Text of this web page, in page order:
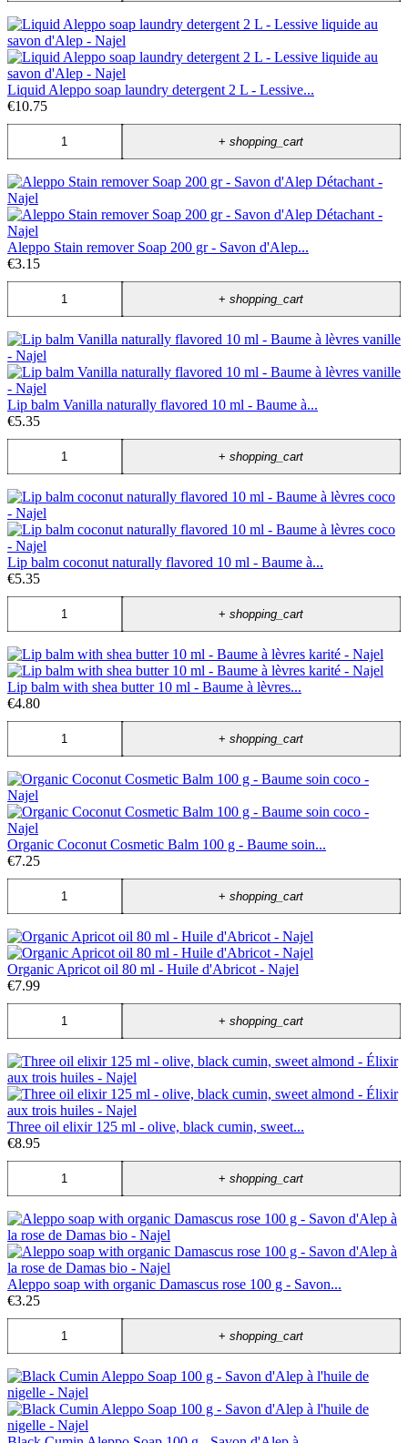
Liquid Aleppo soap laundry detergent 2 L - Lessive...
€10.75
+shopping_cart
Aleppo Stain remover Soap 200 gr - Savon d'Alep...
€3.15
+shopping_cart
Lip balm Vanilla naturally flavored 10 ml - Baume à...
€5.35
+shopping_cart
Lip balm coconut naturally flavored 10 ml - Baume à...
€5.35
+shopping_cart
Lip balm with shea butter 10 ml - Baume à lèvres...
€4.80
+shopping_cart
Organic Coconut Cosmetic Balm 100 g - Baume soin...
€7.25
+shopping_cart
Organic Apricot oil 80 ml - Huile d'Abricot - Najel
€7.99
+shopping_cart
Three oil elixir 125 ml - olive, black cumin, sweet...
€8.95
+shopping_cart
Aleppo soap with organic Damascus rose 100 g - Savon...
€3.25
+shopping_cart